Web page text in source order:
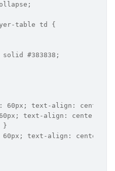
table td {
solid #383838;
60px; text-align: center;
text-align: center; }
}
text-align: center; }